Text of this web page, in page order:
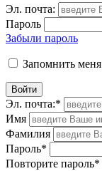
Эл. почта:
Пароль
Забыли пароль
Запомнить меня
Войти
Эл. почта:*
Имя
Фамилия
Пароль*
Повторите пароль*